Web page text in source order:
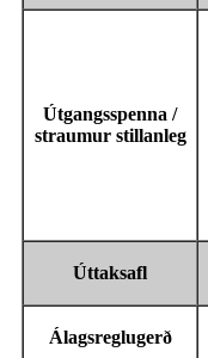
Útgangsspenna /
straumur stillanleg
Úttaksafl
Álagsreglugerð